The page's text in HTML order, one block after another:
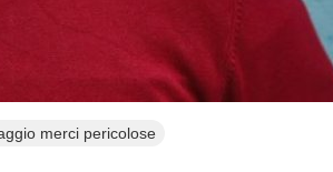
merci pericolose